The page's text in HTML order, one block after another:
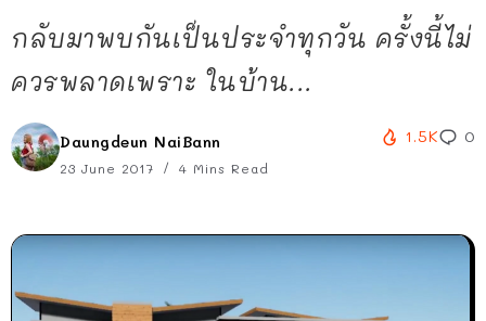
กลับมาพบกันเป็นประจำทุกวัน ครั้งนี้ไม่
ควรพลาดเพราะ ในบ้าน...
Daungdeun NaiBann
23 June 2017 4 Mins Read
1.5K 0